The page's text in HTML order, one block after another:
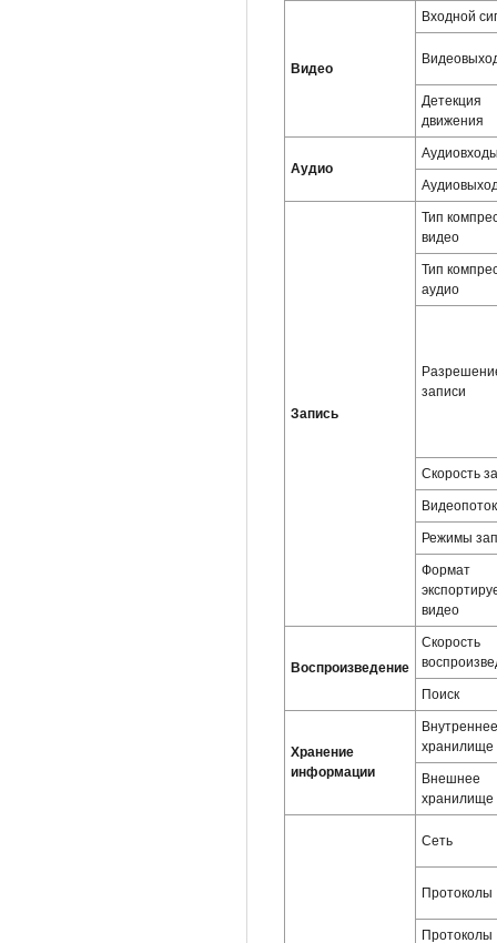
Видео
Входной
Детекция
движения
Аудио
Запись
Тип
видео
Тип
аудио
записи
Скорость
Видеопоток
Режимы
Формат
видео
Воспроизведение
Скорость
Поиск
Хранение
информации
Внутреннее
хранилище
Внешнее
хранилище
Сеть
Протоколы
Протоколы